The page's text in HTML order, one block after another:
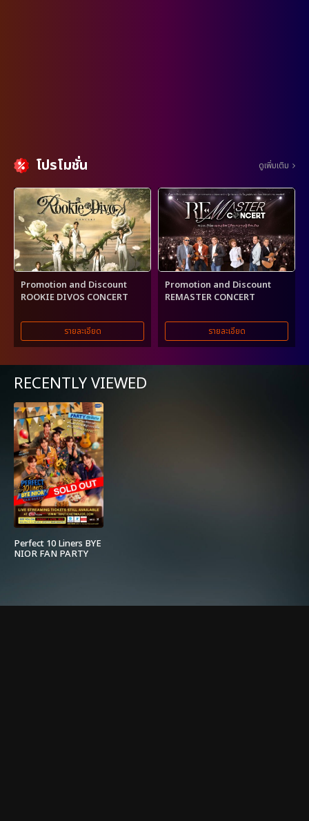
โปรโมชั่น ดูเพิ่มเติม
Promotion and Discount
ROOKIE DIVOS CONCERT
รายละเอียด
Promotion and Discount
REMASTER CONCERT
รายละเอียด
RECENTLY VIEWED
Perfect 10 Liners BYE
NIOR FAN PARTY